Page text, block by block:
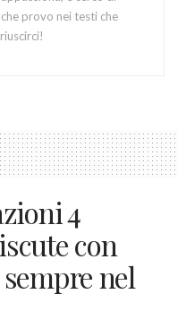
provo nei testi che
4
con
nel